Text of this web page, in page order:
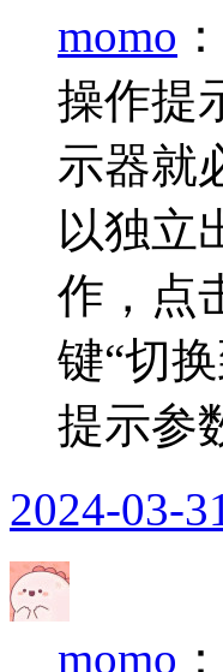
momo ：
操作提
示器就
以独立
作，点
键“切
提示参
2024-03-
momo